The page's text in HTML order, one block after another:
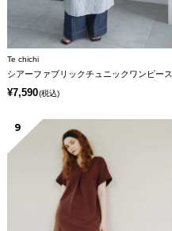
Te chichi
シアーファブリックチュニックワンピース
¥7,590(税込)
9